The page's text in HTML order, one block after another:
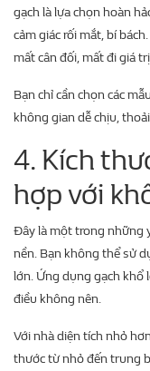
gạch là lựa chọn hoàn
cảm giác rối mắt, bí
mất cân đối, mất đi giá
Bạn chỉ cần chọn các
không gian dễ chịu,
4. Kích
hợp với
Đây là một trong những
nền. Bạn không thể sử
lớn. Ứng dụng gạch khổ
điều không nên.
Với nhà diện tích nhỏ
thước từ nhỏ đến trung